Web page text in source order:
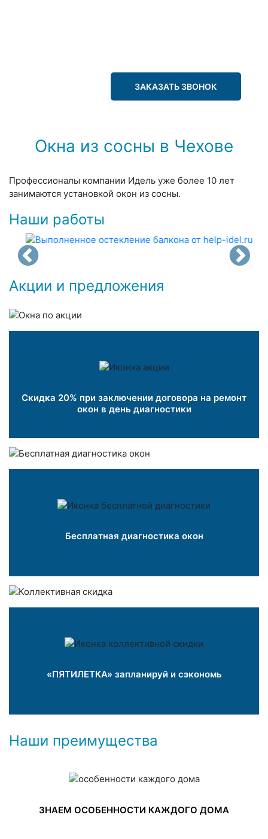
ЗАКАЗАТЬ ЗВОНОК
Окна из сосны в Чехове
Профессионалы компании Идель уже более 10 лет
занимаются установкой окон из сосны.
Наши работы
Акции и предложения
Скидка 20% при заключении договора на ремонт
окон в день диагностики
Бесплатная диагностика окон
«ПЯТИЛЕТКА» запланируй и сэкономь
Наши преимущества
ЗНАЕМ ОСОБЕННОСТИ КАЖДОГО ДОМА